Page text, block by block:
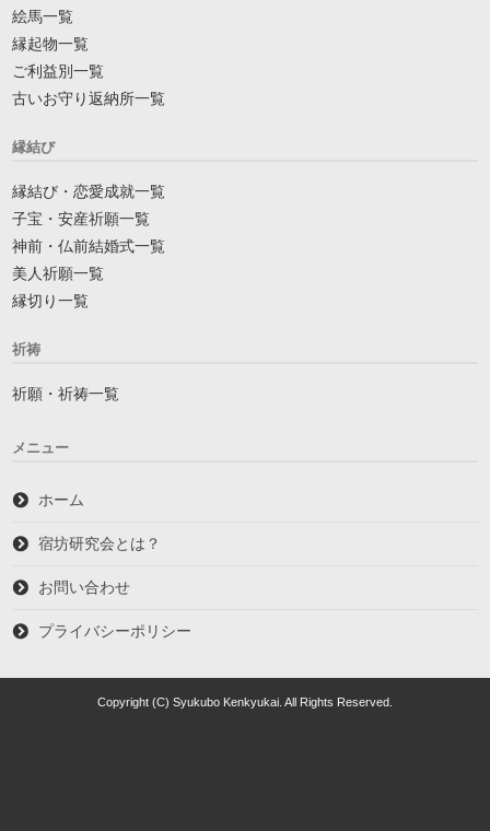
絵馬一覧
縁起物一覧
ご利益別一覧
古いお守り返納所一覧
縁結び
縁結び・恋愛成就一覧
子宝・安産祈願一覧
神前・仏前結婚式一覧
美人祈願一覧
縁切り一覧
祈祷
祈願・祈祷一覧
メニュー
ホーム
宿坊研究会とは？
お問い合わせ
プライバシーポリシー
Copyright (C) Syukubo Kenkyukai. All Rights Reserved.